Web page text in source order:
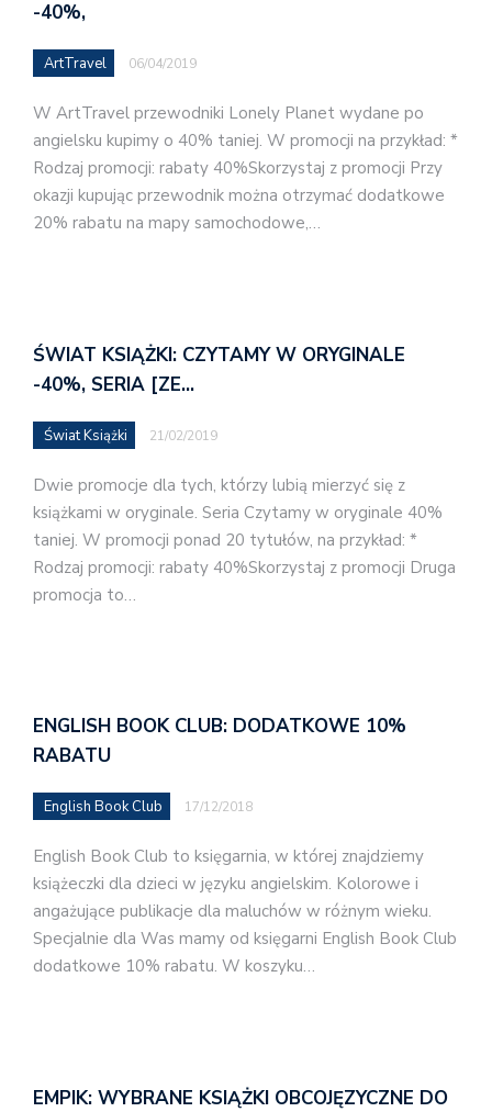
-40%,
ArtTravel 06/04/2019
W ArtTravel przewodniki Lonely Planet wydane po
angielsku kupimy o 40% taniej. W promocji na przykład: *
Rodzaj promocji: rabaty 40%Skorzystaj z promocji Przy
okazji kupując przewodnik można otrzymać dodatkowe
20% rabatu na mapy samochodowe,…
ŚWIAT KSIĄŻKI: CZYTAMY W ORYGINALE
-40%, SERIA [ZE…
Świat Książki 21/02/2019
Dwie promocje dla tych, którzy lubią mierzyć się z
książkami w oryginale. Seria Czytamy w oryginale 40%
taniej. W promocji ponad 20 tytułów, na przykład: *
Rodzaj promocji: rabaty 40%Skorzystaj z promocji Druga
promocja to…
ENGLISH BOOK CLUB: DODATKOWE 10%
RABATU
English Book Club 17/12/2018
English Book Club to księgarnia, w której znajdziemy
książeczki dla dzieci w języku angielskim. Kolorowe i
angażujące publikacje dla maluchów w różnym wieku.
Specjalnie dla Was mamy od księgarni English Book Club
dodatkowe 10% rabatu. W koszyku…
EMPIK: WYBRANE KSIĄŻKI OBCOJĘZYCZNE DO